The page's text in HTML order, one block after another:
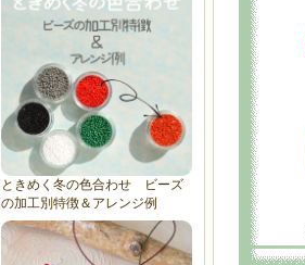
ときめく冬の色合わせ ビーズ
の加工別特徴＆アレンジ例